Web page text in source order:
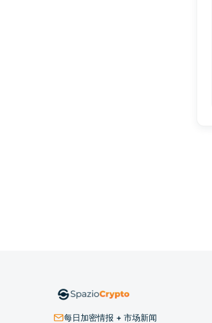
每日加密情报 + 市场新闻